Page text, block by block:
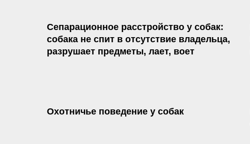
Сепарационное расстройство у собак:
собака не спит в отсутствие владельца,
разрушает предметы, лает, воет
Охотничье поведение у собак